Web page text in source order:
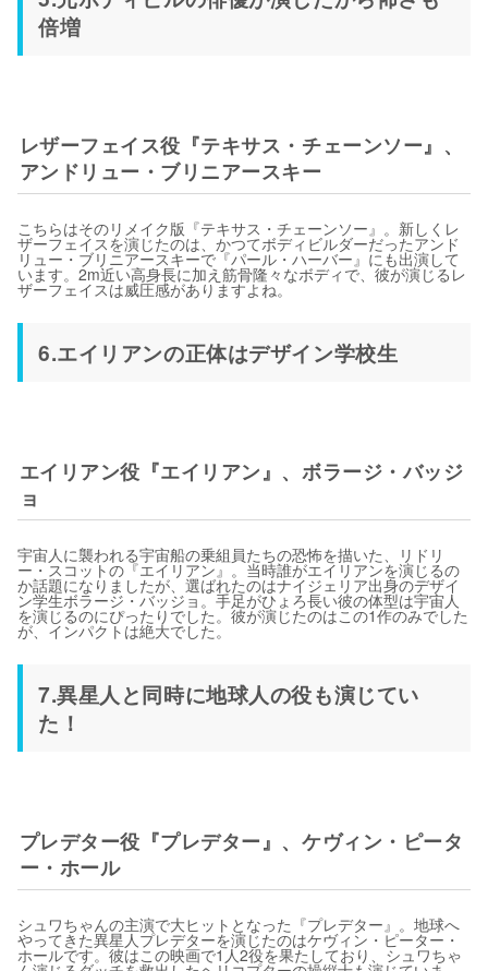
倍増
レザーフェイス役『テキサス・チェーンソー』、
アンドリュー・ブリニアースキー
こちらはそのリメイク版『テキサス・チェーンソー』。新しくレ
ザーフェイスを演じたのは、かつてボディビルダーだったアンド
リュー・ブリニアースキーで『パール・ハーバー』にも出演して
います。2m近い高身長に加え筋骨隆々なボディで、彼が演じるレ
ザーフェイスは威圧感がありますよね。
6.エイリアンの正体はデザイン学校生
エイリアン役『エイリアン』、ボラージ・バッジ
ョ
宇宙人に襲われる宇宙船の乗組員たちの恐怖を描いた、リドリ
ー・スコットの『エイリアン』。当時誰がエイリアンを演じるの
か話題になりましたが、選ばれたのはナイジェリア出身のデザイ
ン学生ボラージ・バッジョ。手足がひょろ長い彼の体型は宇宙人
を演じるのにぴったりでした。彼が演じたのはこの1作のみでした
が、インパクトは絶大でした。
7.異星人と同時に地球人の役も演じてい
た！
プレデター役『プレデター』、ケヴィン・ピータ
ー・ホール
シュワちゃんの主演で大ヒットとなった『プレデター』。地球へ
やってきた異星人プレデターを演じたのはケヴィン・ピーター・
ホールです。彼はこの映画で1人2役を果たしており、シュワちゃ